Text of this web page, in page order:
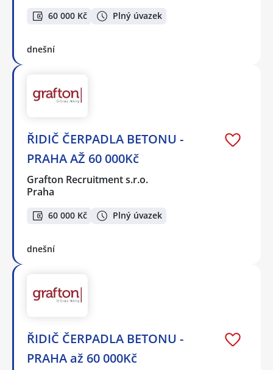
60 000 Kč Plný úvazek
dnešní
ŘIDIČ ČERPADLA BETONU -
PRAHA AŽ 60 000Kč
Grafton Recruitment s.r.o.
Praha
60 000 Kč Plný úvazek
dnešní
ŘIDIČ ČERPADLA BETONU -
PRAHA až 60 000Kč